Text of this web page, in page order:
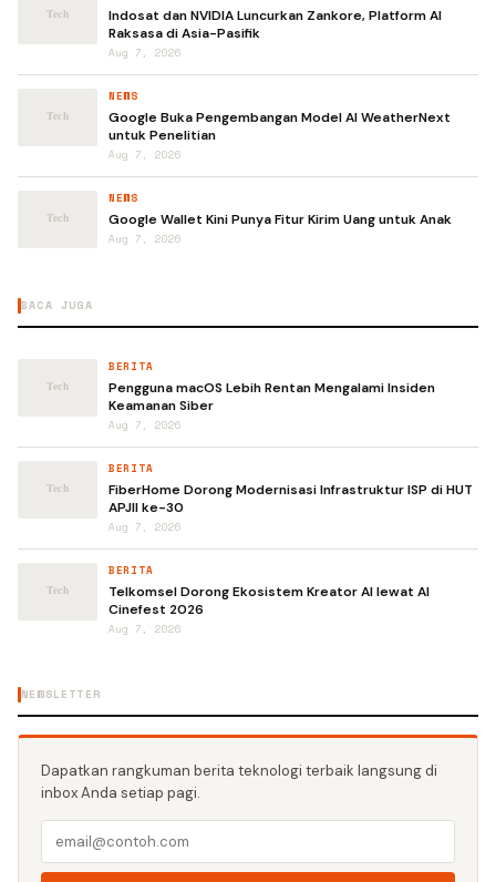
Indosat dan NVIDIA Luncurkan Zankore, Platform AI
Raksasa di Asia-Pasifik
Aug 7, 2026
NEWS
Google Buka Pengembangan Model AI WeatherNext
untuk Penelitian
Aug 7, 2026
NEWS
Google Wallet Kini Punya Fitur Kirim Uang untuk Anak
Aug 7, 2026
BACA JUGA
BERITA
Pengguna macOS Lebih Rentan Mengalami Insiden
Keamanan Siber
Aug 7, 2026
BERITA
FiberHome Dorong Modernisasi Infrastruktur ISP di HUT
APJII ke-30
Aug 7, 2026
BERITA
Telkomsel Dorong Ekosistem Kreator AI lewat AI
Cinefest 2026
Aug 7, 2026
NEWSLETTER
Dapatkan rangkuman berita teknologi terbaik langsung di
inbox Anda setiap pagi.